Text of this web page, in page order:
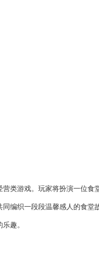
类游戏。玩家将扮演一位食
编织一段段温馨感人的食堂
趣。